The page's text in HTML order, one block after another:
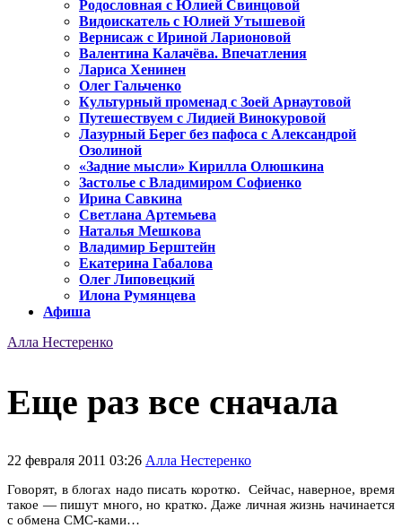
Родословная с Юлией Свинцовой
Видоискатель с Юлией Утышевой
Вернисаж с Ириной Ларионовой
Валентина Калачёва. Впечатления
Лариса Хенинен
Олег Гальченко
Культурный променад с Зоей Арнаутовой
Путешествуем с Лидией Винокуровой
Лазурный Берег без пафоса с Александрой
Озолиной
«Задние мысли» Кирилла Олюшкина
Застолье с Владимиром Софиенко
Ирина Савкина
Светлана Артемьева
Наталья Мешкова
Владимир Берштейн
Екатерина Габалова
Олег Липовецкий
Илона Румянцева
Афиша
Алла Нестеренко
Еще раз все сначала
22 февраля 2011 03:26 Алла Нестеренко
Говорят, в блогах надо писать коротко. Сейчас, наверное, время
такое — пишут много, но кратко. Даже личная жизнь начинается
с обмена СМС-ками…